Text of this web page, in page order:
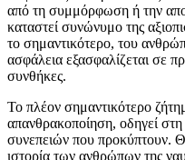
από τη συμμόρφωση ή την
καταστεί συνώνυμο της
το σημαντικότερο, του
ασφάλεια εξασφαλίζεται σε
συνθήκες.
Το πλέον σημαντικότερο
απανθρακοποίηση, οδηγεί
συνεπειών που προκύπτουν.
ιστορία των ανθρώπων της